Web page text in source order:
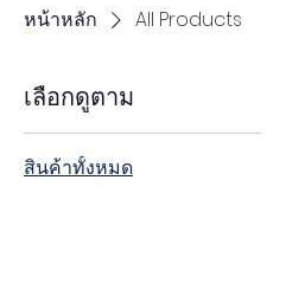
หน้าหลัก All Products
เลือกดูตาม
สินค้าทั้งหมด